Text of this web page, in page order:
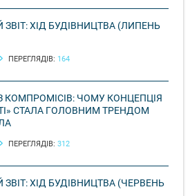
ХІД БУДІВНИЦТВА (ЛИПЕНЬ
ПЕРЕГЛЯДІВ: 164
КОМПРОМІСІВ: ЧОМУ КОНЦЕПЦІЯ
СТАЛА ГОЛОВНИМ ТРЕНДОМ
ПЕРЕГЛЯДІВ: 312
ХІД БУДІВНИЦТВА (ЧЕРВЕНЬ